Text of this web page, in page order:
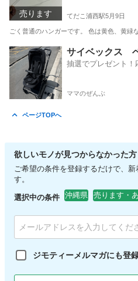
売ります てだこ浦西駅5月9日
ごく普通のハンガーです。 色は黄色、黄
沖縄 うるま市 てだこ浦西駅
サイベックス
抽選でプレゼント！
ママのぜんぶ
ページTOPへ
欲しいモノが見つからなかった方
ご希望の条件を登録するだけで、
す。
選択中の条件 沖縄県 売ります・
ジモティーメルマガにも登